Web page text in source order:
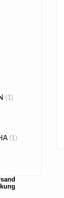
(1)
(1)